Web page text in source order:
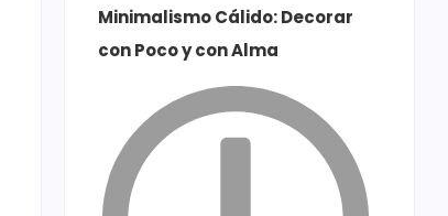
Minimalismo Cálido: Decorar
con Poco y con Alma